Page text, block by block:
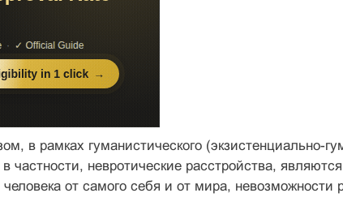
в рамках гуманистического (экзистенциально-
частности, невротические расстройства,
от самого себя и от мира,